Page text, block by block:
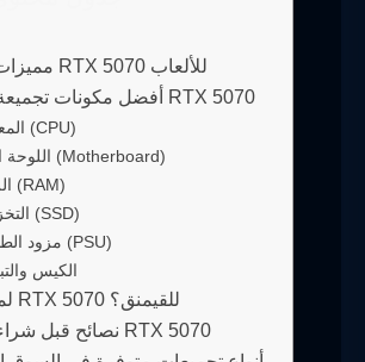
مميزات تجميعة RTX 5070 للألعاب
أفضل مكونات تجميعة بي سي RTX 5070
المعالج (CPU)
اللوحة الأم (Motherboard)
الرام (RAM)
التخزين (SSD)
مزود الطاقة (PSU)
الكيس
لماذا تختار RTX 5070 للقيمنق؟
نصائح قبل شراء بي سي RTX 5070